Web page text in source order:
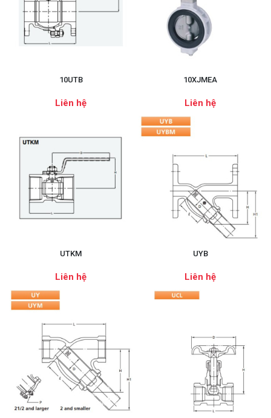
10UTB
Liên hệ
10XJMEA
Liên hệ
UTKM
Liên hệ
UYB
Liên hệ